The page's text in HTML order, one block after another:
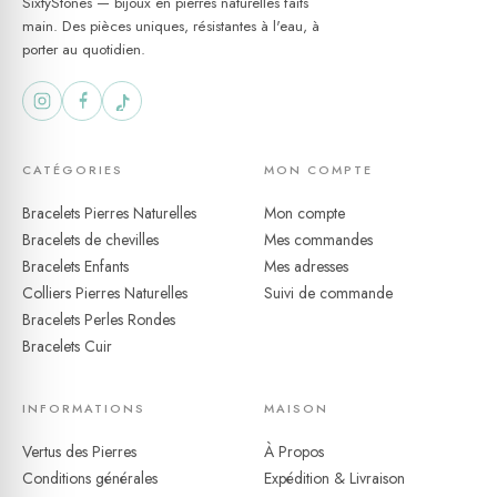
main. Des pièces uniques, résistantes à l'eau, à
porter au quotidien.
CATÉGORIES
Bracelets Pierres Naturelles
Bracelets de chevilles
Bracelets Enfants
Colliers Pierres Naturelles
Bracelets Perles Rondes
Bracelets Cuir
MON COMPTE
Mon compte
Mes commandes
Mes adresses
Suivi de commande
INFORMATIONS
Vertus des Pierres
Conditions générales
MAISON
À Propos
Expédition & Livraison